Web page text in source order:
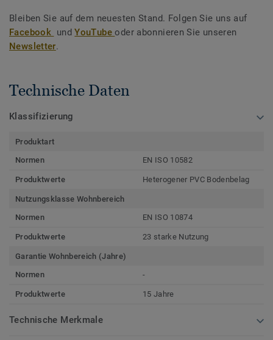
Bleiben Sie auf dem neuesten Stand. Folgen Sie uns auf
Facebook undYouTubeoder abonnieren Sie unseren
Newsletter.
Technische Daten
Klassifizierung
Produktart
Normen
EN ISO 10582
Produktwerte Heterogener PVC Bodenbelag
Nutzungsklasse Wohnbereich
Normen
EN ISO 10874
Produktwerte 23 starke Nutzung
Garantie Wohnbereich (Jahre)
Normen
-
Produktwerte 15 Jahre
Technische Merkmale